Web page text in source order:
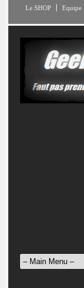
Le SHOP Equipe